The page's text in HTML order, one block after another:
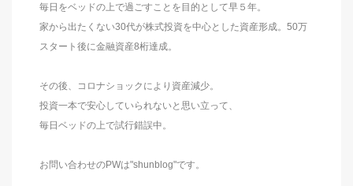
毎日をベッドの上で過ごすことを目的として早５年。
家から出たくない30代が株式投資を中心とした資産形成。50万
スタート後に金融資産8桁達成。
その後、コロナショックにより資産減少。
投資一本で安心していられないと思い立って、
毎日ベッドの上で試行錯誤中。
お問い合わせのPWは"shunblog"です。